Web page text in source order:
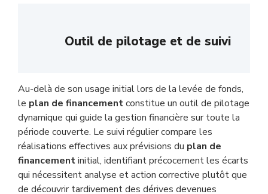
Outil de pilotage et de suivi
Au-delà de son usage initial lors de la levée de fonds,
le plan de financementconstitue un outil de pilotage
dynamique qui guide la gestion financière sur toute la
période couverte. Le suivi régulier compare les
réalisations effectives aux prévisions du plan de
financementinitial, identifiant précocement les écarts
qui nécessitent analyse et action corrective plutôt que
de découvrir tardivement des dérives devenues